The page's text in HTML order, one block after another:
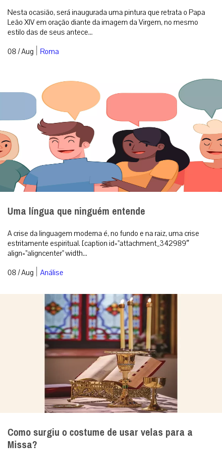
Nesta ocasião, será inaugurada uma pintura que retrata o Papa
Leão XIV em oração diante da imagem da Virgem, no mesmo
estilo das de seus antece...
08 / Aug | Roma
Uma língua que ninguém entende
A crise da linguagem moderna é, no fundo e na raiz, uma crise
estritamente espiritual. [caption id=”attachment_342989″
align=”aligncenter” width...
08 / Aug | Análise
Como surgiu o costume de usar velas para a
Missa?